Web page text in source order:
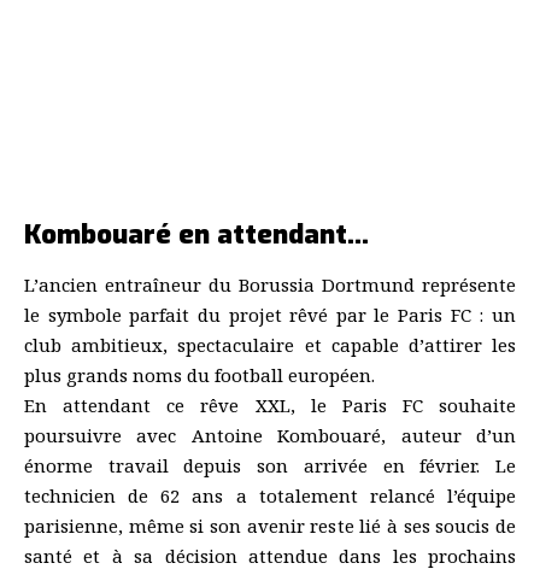
Kombouaré en attendant…
L’ancien entraîneur du Borussia Dortmund représente
le symbole parfait du projet rêvé par le Paris FC : un
club ambitieux, spectaculaire et capable d’attirer les
plus grands noms du football européen.
En attendant ce rêve XXL, le Paris FC souhaite
poursuivre avec Antoine Kombouaré, auteur d’un
énorme travail depuis son arrivée en février. Le
technicien de 62 ans a totalement relancé l’équipe
parisienne, même si son avenir reste lié à ses soucis de
santé et à sa décision attendue dans les prochains